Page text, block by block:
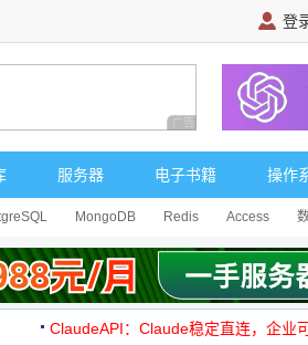
登
广告 商业广告，理性选择
服务器 电子书籍 操作
MongoDB Redis Access
ClaudeAPI：Claude稳定直连，企业